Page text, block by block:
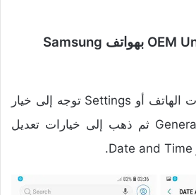
حل مشكلة زر OEM Unlock بهواتف Samsung
من تطبيق إعدادات الهاتف أو Settings توجه إلى خيار
General Management ثم ذهب إلى خيارات تعديل